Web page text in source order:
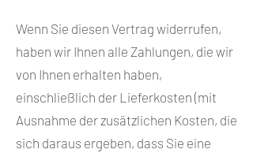
Wenn Sie diesen Vertrag widerrufen,
haben wir Ihnen alle Zahlungen, die wir
von Ihnen erhalten haben,
einschließlich der Lieferkosten (mit
Ausnahme der zusätzlichen Kosten, die
sich daraus ergeben, dass Sie eine